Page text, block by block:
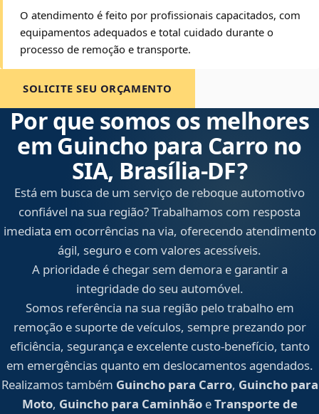
O atendimento é feito por profissionais capacitados, com
equipamentos adequados e total cuidado durante o
processo de remoção e transporte.
SOLICITE SEU ORÇAMENTO
Por que somos os melhores
em Guincho para Carro no
SIA, Brasília‑DF?
Está em busca de um serviço de reboque automotivo
confiável na sua região? Trabalhamos com resposta
imediata em ocorrências na via, oferecendo atendimento
ágil, seguro e com valores acessíveis.
A prioridade é chegar sem demora e garantir a
integridade do seu automóvel.
Somos referência na sua região pelo trabalho em
remoção e suporte de veículos, sempre prezando por
eficiência, segurança e excelente custo-benefício, tanto
em emergências quanto em deslocamentos agendados.
Realizamos também Guincho para Carro, Guincho para
Moto, Guincho para CaminhãoeTransporte de